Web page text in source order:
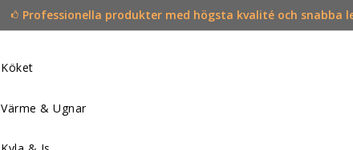
Professionella produkter med högsta kvalité och snabba
Köket
Värme & Ugnar